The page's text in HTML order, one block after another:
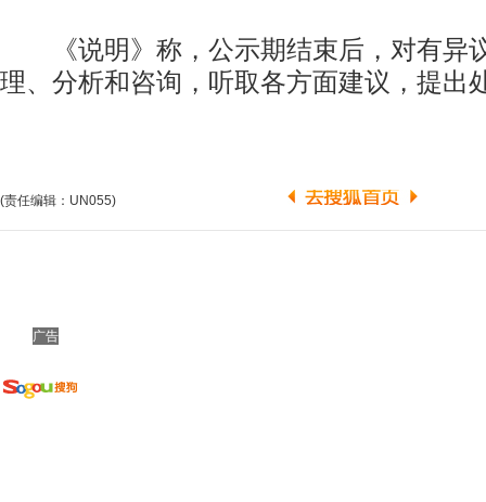
《说明》称，公示期结束后，对有异
理、分析和咨询，听取各方面建议，提出
(责任编辑：UN055)
广告